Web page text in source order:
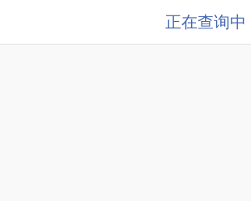
正在查询中